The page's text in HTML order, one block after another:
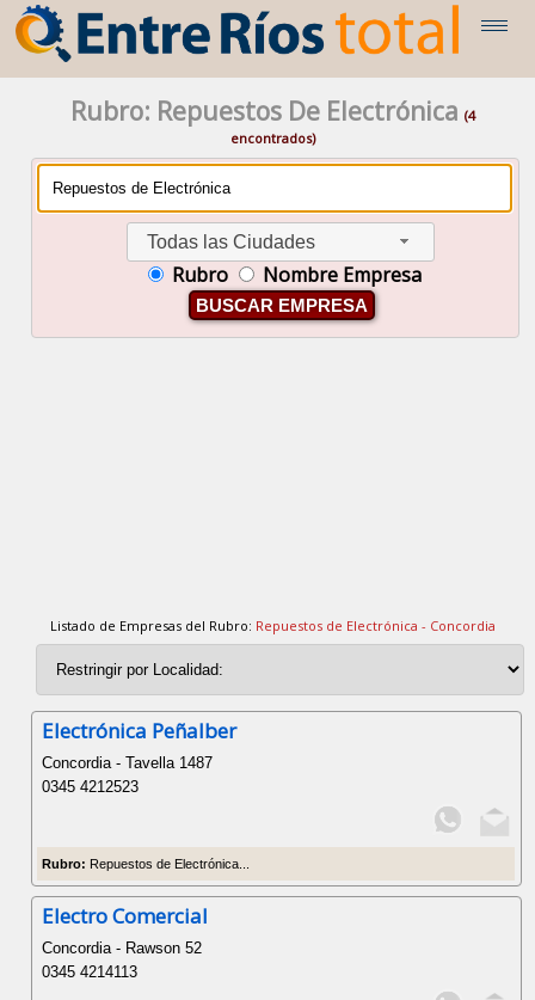
Rubro: Repuestos De Electrónica (4
encontrados)
Todas las Ciudades
Rubro Nombre Empresa
BUSCAR EMPRESA
Listado de Empresas del Rubro: Repuestos de Electrónica - Concordia
Electrónica Peñalber
Concordia - Tavella 1487
0345 4212523
Rubro: Repuestos de Electrónica...
Electro Comercial
Concordia - Rawson 52
0345 4214113